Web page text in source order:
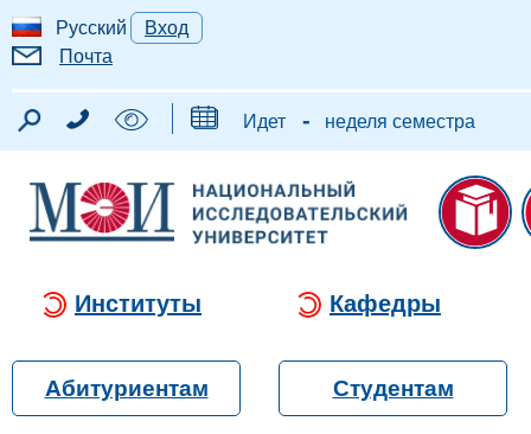
Русский
Вход
Почта
Идет - неделя семестра
Институты Кафедры
Абитуриентам Студентам